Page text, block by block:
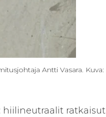
Antti Vasara. Kuva:
hiilineutraalit